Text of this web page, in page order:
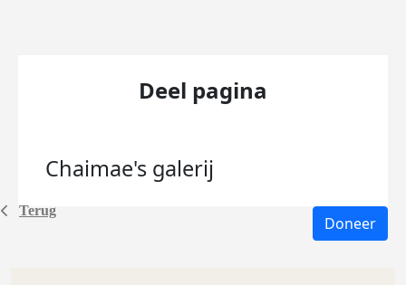
Terug
Deel pagina
Chaimae's galerij
Doneer